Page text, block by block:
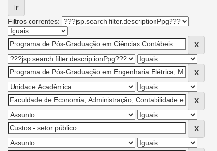
Filtros correntes: